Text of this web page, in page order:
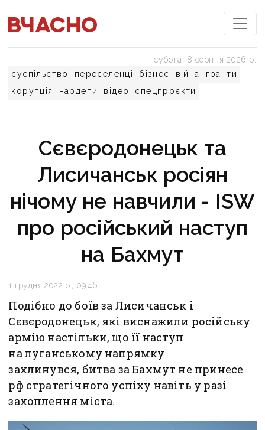
суспільство переселенці бізнес війна
гранти
корупція
нардепи відео спецпроєкти
субота, 8 серпня 2026 р.
Сєвєродонецьк та
Лисичанськ росіян
нічому не навчили - ISW
про російський наступ
на Бахмут
1 грудня 2022 р., 09:46
Подібно до боїв за Лисичанськ і
Сєвєродонецьк, які виснажили російську
армію настільки, що її наступ
на луганському напрямку
захлинувся, битва за Бахмут не принесе
рф стратегічного успіху навіть у разі
захоплення міста.